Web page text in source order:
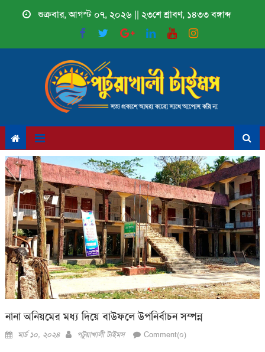
শুক্রবার, আগস্ট ০৭, ২০২৬ || ২৩শে শ্রাবণ, ১৪৩৩ বঙ্গাব্দ
নানা অনিয়মের মধ্য দিয়ে বাউফলে উপনির্বাচন সম্পন্ন
Posted
মার্চ ১০, ২০২৪ Author
পটুয়াখালী টাইমস Comment(০)